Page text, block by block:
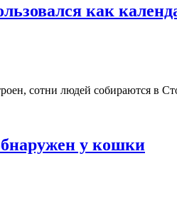
как
сотни людей собираются
у кошки